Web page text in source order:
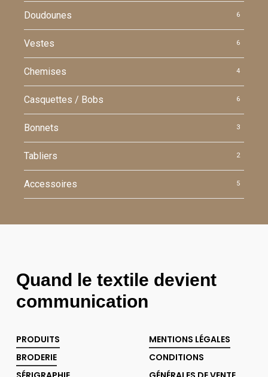
Doudounes 6
Vestes 6
Chemises 4
Casquettes / Bobs 6
Bonnets 3
Tabliers 2
Accessoires 5
Quand le textile devient
communication
PRODUITS
BRODERIE
MENTIONS LÉGALES
CONDITIONS